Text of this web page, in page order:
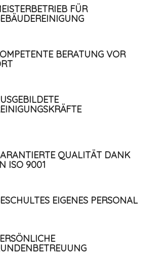
FÜR
BERATUNG VOR
QUALITÄT DANK
ISO 9001
EIGENES PERSONAL